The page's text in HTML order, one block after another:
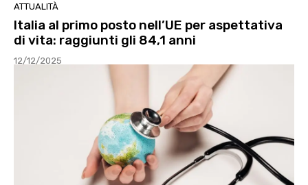
ATTUALITÀ
Italia al primo posto nell’UE per aspettativa
di vita: raggiunti gli 84,1 anni
12/12/2025